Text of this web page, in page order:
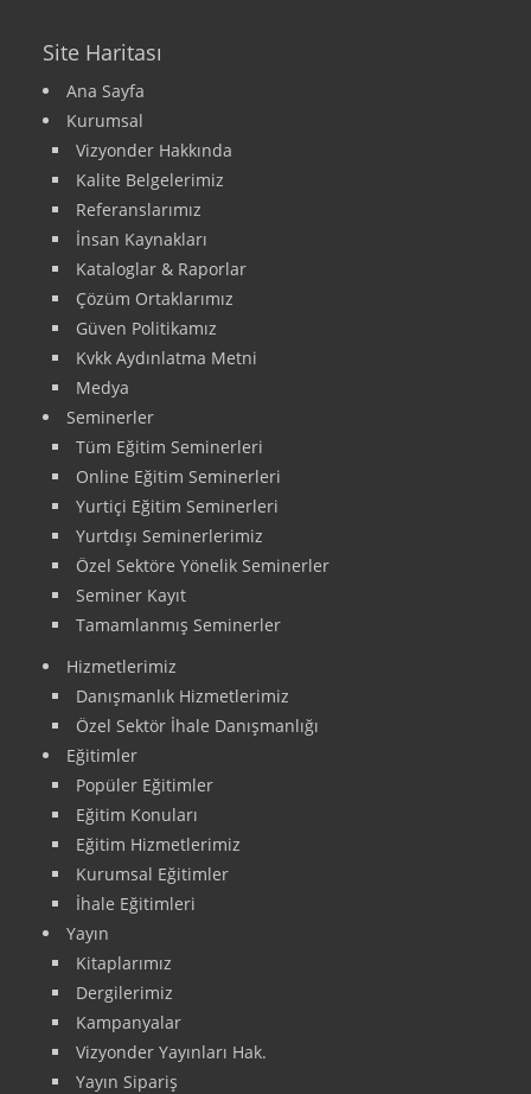
Site Haritası
Ana Sayfa
Kurumsal
Vizyonder Hakkında
Kalite Belgelerimiz
Referanslarımız
İnsan Kaynakları
Kataloglar & Raporlar
Çözüm Ortaklarımız
Güven Politikamız
Kvkk Aydınlatma Metni
Medya
Seminerler
Tüm Eğitim Seminerleri
Online Eğitim Seminerleri
Yurtiçi Eğitim Seminerleri
Yurtdışı Seminerlerimiz
Özel Sektöre Yönelik Seminerler
Seminer Kayıt
Tamamlanmış Seminerler
Hizmetlerimiz
Danışmanlık Hizmetlerimiz
Özel Sektör İhale Danışmanlığı
Eğitimler
Popüler Eğitimler
Eğitim Konuları
Eğitim Hizmetlerimiz
Kurumsal Eğitimler
İhale Eğitimleri
Yayın
Kitaplarımız
Dergilerimiz
Kampanyalar
Vizyonder Yayınları Hak.
Yayın Sipariş